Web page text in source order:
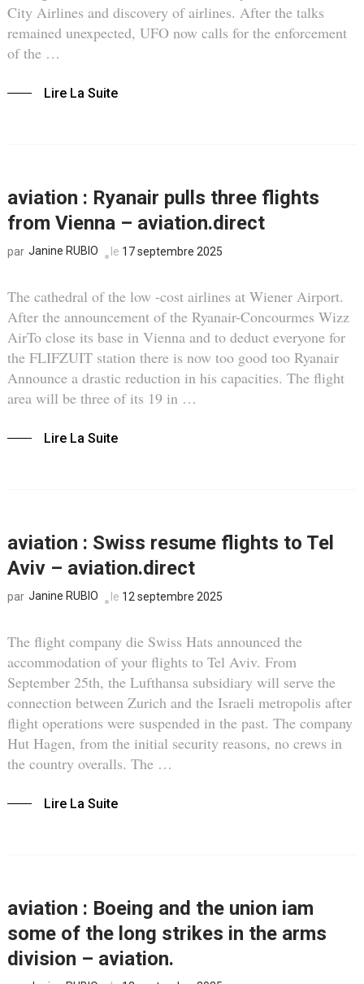
City Airlines and discovery of airlines. After the talks
remained unexpected, UFO now calls for the enforcement
of the …
Lire La Suite
aviation : Ryanair pulls three flights
from Vienna – aviation.direct
par Janine RUBIO le 17 septembre 2025
The cathedral of the low -cost airlines at Wiener Airport.
After the announcement of the Ryanair-Concourmes Wizz
AirTo close its base in Vienna and to deduct everyone for
the FLIFZUIT station there is now too good too Ryanair
Announce a drastic reduction in his capacities. The flight
area will be three of its 19 in …
Lire La Suite
aviation : Swiss resume flights to Tel
Aviv – aviation.direct
par Janine RUBIO le 12 septembre 2025
The flight company die Swiss Hats announced the
accommodation of your flights to Tel Aviv. From
September 25th, the Lufthansa subsidiary will serve the
connection between Zurich and the Israeli metropolis after
flight operations were suspended in the past. The company
Hut Hagen, from the initial security reasons, no crews in
the country overalls. The …
Lire La Suite
aviation : Boeing and the union iam
some of the long strikes in the arms
division – aviation.